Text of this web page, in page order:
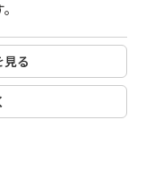
見る